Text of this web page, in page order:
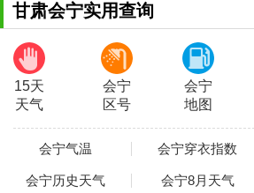
甘肃会宁实用查询
15天
天气
会宁
区号
会宁
地图
会宁气温 会宁穿衣指数
会宁历史天气 会宁8月天气